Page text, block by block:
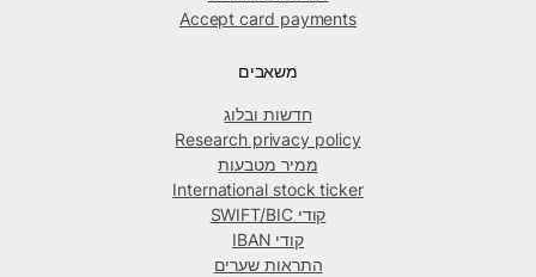
Accept card payments
משאבים
חדשות ובלוג
Research privacy policy
ממיר מטבעות
International stock ticker
קודי SWIFT/BIC
קודי IBAN
התראות שערים